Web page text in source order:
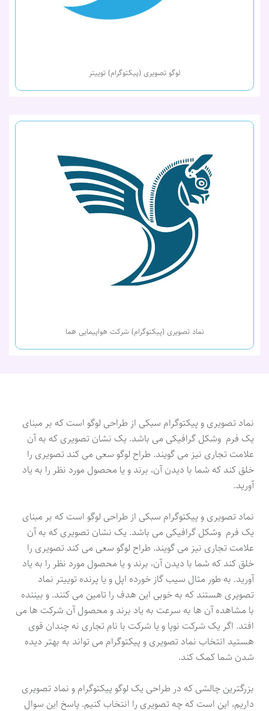
لوگو تصویری (پیکتوگرام) توییتر
نماد تصویری (پیکتوگرام) شرکت هواپیمایی هما
نماد تصویری و پیکتوگرام سبکی از طراحی لوگو است که بر مبنای
یک فرم وشکل گرافیکی می باشد. یک نشان تصویری که به آن
علامت تجاری نیز می گویند. طراح لوگو سعی می کند تصویری را
خلق کند که شما با دیدن آن، برند و یا محصول مورد نظر را به یاد
آورید.
نماد تصویری و پیکتوگرام سبکی از طراحی لوگو است که بر مبنای
یک فرم وشکل گرافیکی می باشد. یک نشان تصویری که به آن
علامت تجاری نیز می گویند. طراح لوگو سعی می کند تصویری را
خلق کند که شما با دیدن آن، برند و یا محصول مورد نظر را به یاد
آورید. به طور مثال سیب گاز خورده اپل و یا پرنده توییتر نماد
تصویری هستند که به خوبی این هدف را تامین می کنند. و بیننده
با مشاهده آن ها به سرعت به یاد برند و محصول آن شرکت ها می
افتد. اگر یک شرکت نوپا و یا شرکت با نام تجاری نه چندان قوی
هستید انتخاب نماد تصویری و پیکتوگرام می تواند به بهتر دیده
شدن شما کمک کند.
بزرگترین چالشی که در طراحی یک لوگو پیکتوگرام و نماد تصویری
داریم، این است که چه تصویری را انتخاب کنیم. پاسخ این سوال